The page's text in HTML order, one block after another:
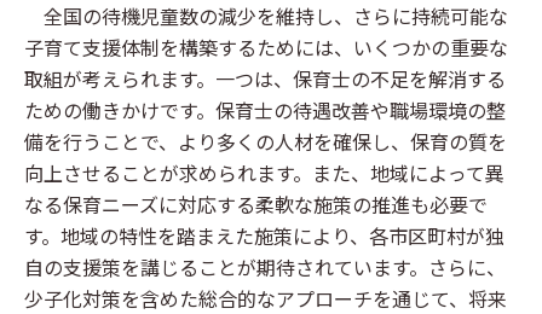
全国の待機児童数の減少を維持し、さらに持続可能な
子育て支援体制を構築するためには、いくつかの重要な
取組が考えられます。一つは、保育士の不足を解消する
ための働きかけです。保育士の待遇改善や職場環境の整
備を行うことで、より多くの人材を確保し、保育の質を
向上させることが求められます。また、地域によって異
なる保育ニーズに対応する柔軟な施策の推進も必要で
す。地域の特性を踏まえた施策により、各市区町村が独
自の支援策を講じることが期待されています。さらに、
少子化対策を含めた総合的なアプローチを通じて、将来